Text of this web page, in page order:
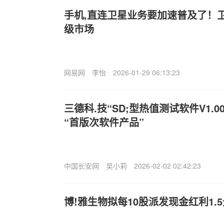
手机,直连卫星业务要加速普及了！
级市场
网易网 李怡 2026-01-29 06:13:23
三德科.技“SD;型热值测试软件
“首版次软件产品”
中国长安网 吴小莉 2026-02-02 02:42:23
博!雅生物拟每10股派发现金红利